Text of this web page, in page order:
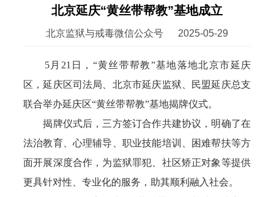
北京延庆“黄丝带帮教”基地成立
北京监狱与戒毒微信公众号 2025-05-29
5月21日，“黄丝带帮教”基地落地北京市延庆
区，延庆区司法局、北京市延庆监狱、民盟延庆总支
联合举办延庆区“黄丝带帮教”基地揭牌仪式。
揭牌仪式后，三方签订合作共建协议，明确了在
法治教育、心理辅导、职业技能培训、困难帮扶等方
面开展深度合作，为监狱罪犯、社区矫正对象等提供
更具针对性、专业化的服务，助其顺利融入社会。